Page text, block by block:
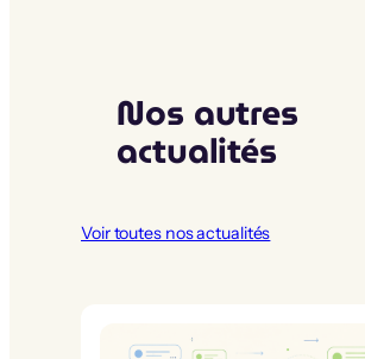
Nos autres
actualités
Voir toutes nos actualités